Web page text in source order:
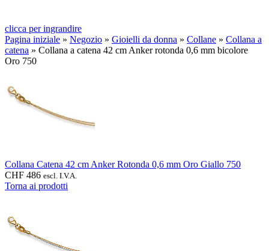
clicca per ingrandire
Pagina iniziale » Negozio » Gioielli da donna » Collane » Collana a
catena » Collana a catena 42 cm Anker rotonda 0,6 mm bicolore
Oro 750
Collana Catena 42 cm Anker Rotonda 0,6 mm Oro Giallo 750
CHF 486 escl. I.V.A.
Torna ai prodotti